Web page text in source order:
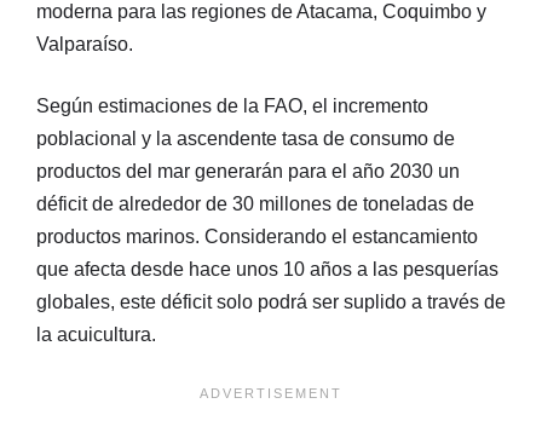
moderna para las regiones de Atacama, Coquimbo y
Valparaíso.
Según estimaciones de la FAO, el incremento
poblacional y la ascendente tasa de consumo de
productos del mar generarán para el año 2030 un
déficit de alrededor de 30 millones de toneladas de
productos marinos. Considerando el estancamiento
que afecta desde hace unos 10 años a las pesquerías
globales, este déficit solo podrá ser suplido a través de
la acuicultura.